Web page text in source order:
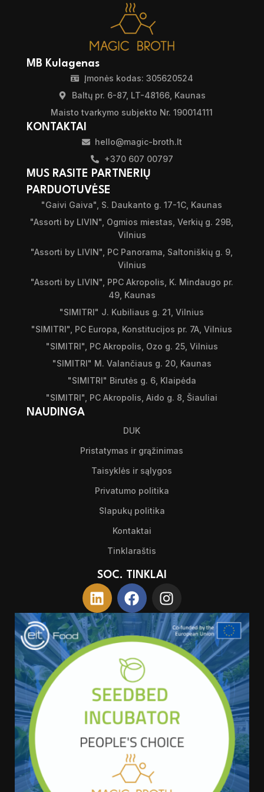
MB Kulagenas
Įmonės kodas: 305620524
Baltų pr. 6-87, LT-48166, Kaunas
Maisto tvarkymo subjekto Nr. 190014111
KONTAKTAI
hello@magic-broth.lt
+370 607 00797
MUS RASITE PARTNERIŲ
PARDUOTUVĖSE
"Gaivi Gaiva", S. Daukanto g. 17-1C, Kaunas
"Assorti by LIVIN", Ogmios miestas, Verkių g. 29B,
Vilnius
"Assorti by LIVIN", PC Panorama, Saltoniškių g. 9,
Vilnius
"Assorti by LIVIN", PPC Akropolis, K. Mindaugo pr.
49, Kaunas
"SIMITRI" J. Kubiliaus g. 21, Vilnius
"SIMITRI", PC Europa, Konstitucijos pr. 7A, Vilnius
"SIMITRI", PC Akropolis, Ozo g. 25, Vilnius
"SIMITRI" M. Valančiaus g. 20, Kaunas
"SIMITRI" Birutės g. 6, Klaipėda
"SIMITRI", PC Akropolis, Aido g. 8, Šiauliai
NAUDINGA
DUK
Pristatymas ir grąžinimas
Taisyklės ir sąlygos
Privatumo politika
Slapukų politika
Kontaktai
Tinklaraštis
SOC. TINKLAI